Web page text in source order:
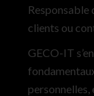
clients ou
GECO-IT